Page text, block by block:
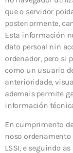
que o servidor
posteriormente,
Esta información
dato persoal nin
ordenador, pero si
como un usuario
anterioridade,
ademais permite
información
En cumprimento
noso
LSSI, e seguindo